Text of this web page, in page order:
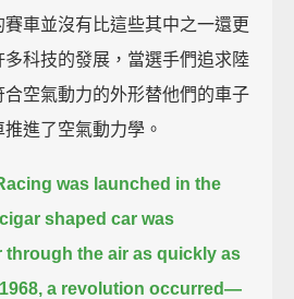
車並沒有比這些其中之一還更
科技的發展，當選手們追求陸
合空氣動力的外形替他們的車子
進了空氣動力學。
was launched in the
shaped car was
through the air as quickly as
a revolution occurred—